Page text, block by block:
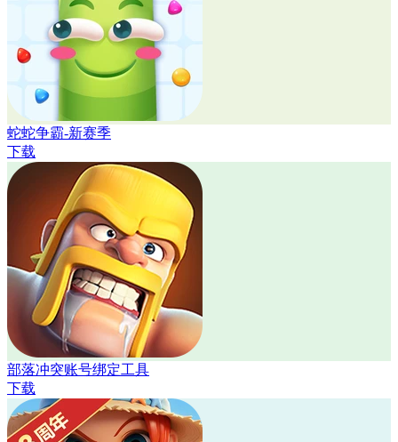
蛇蛇争霸-新赛季
下载
部落冲突账号绑定工具
下载